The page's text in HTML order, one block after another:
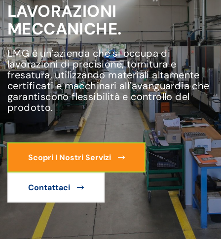
LAVORAZIONI
MECCANICHE.
LMG è un’azienda che si occupa di
lavorazioni di precisione, tornitura e
fresatura, utilizzando materiali altamente
certificati e macchinari all’avanguardia che
garantiscono flessibilità e controllo del
prodotto.
Scopri I Nostri Servizi
Contattaci